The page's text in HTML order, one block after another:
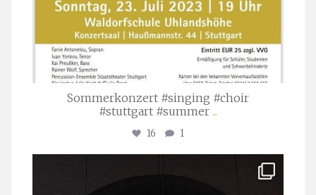
Sommerkonzert #singing #choir
#stuttgart #summer ...
16 1
Apr. 1